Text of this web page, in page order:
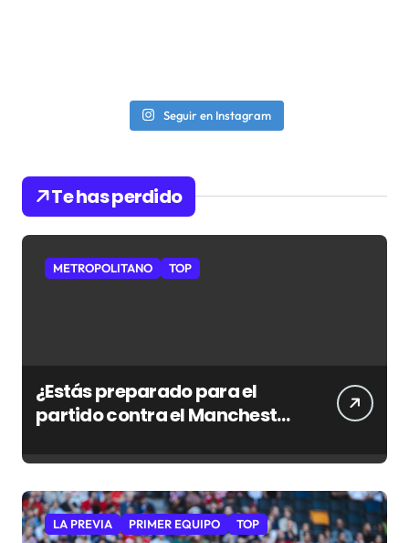
Seguir en Instagram
Te has perdido
METROPOLITANO TOP
¿Estás preparado para el
partido contra el Manchester
LA PREVIA PRIMER EQUIPO TOP